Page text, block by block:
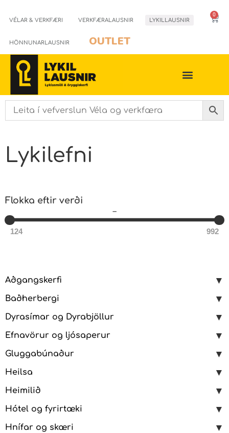
VÉLAR & VERKFÆRI VERKFÆRALAUSNIR LYKILLAUSNIR
HÖNNUNARLAUSNIR OUTLET
0
Lykilefni
Flokka eftir verði
–
124 992
Aðgangskerfi
Baðherbergi
Dyrasímar og Dyrabjöllur
Efnavörur og ljósaperur
Gluggabúnaður
Heilsa
Heimilið
Hótel og fyrirtæki
Hnífar og skæri